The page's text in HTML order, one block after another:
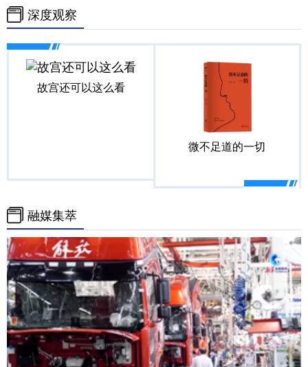
深度观察
故宫还可以这么看
微不足道的一切
融媒集萃